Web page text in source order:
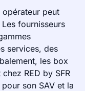
opérateur peut
fournisseurs
services, des
les box
RED by SFR
son SAV et la